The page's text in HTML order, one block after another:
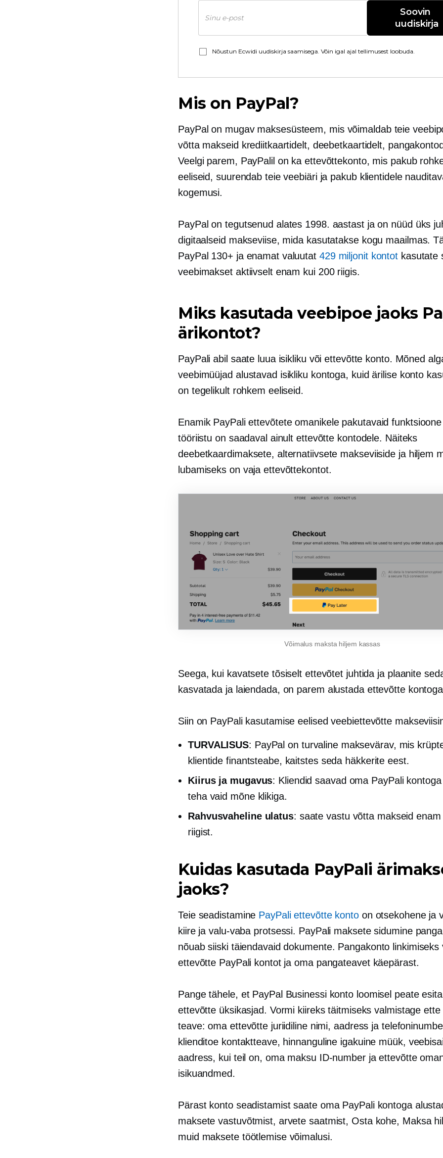
Soovin
uudiskirja
Nõustun Ecwidi uudiskirja saamisega. Võin igal ajal tellimusest loobuda.
Mis on PayPal?
PayPal on mugav maksesüsteem, mis võimaldab teie
võtta makseid krediitkaartidelt, deebetkaartidelt,
Veelgi parem, PayPalil on ka ettevõttekonto, mis pakub
eeliseid, suurendab teie veebiäri ja pakub klientidele
kogemusi.
PayPal on tegutsenud alates 1998. aastast ja on nüüd üks
digitaalseid makseviise, mida kasutatakse kogu maailmas.
PayPal 130+ ja enamat valuutat 429 miljonit kontot kasutate
veebimakset aktiivselt enam kui 200 riigis.
Miks kasutada veebipoe jaoks
ärikontot?
PayPali abil saate luua isikliku või ettevõtte konto. Mõned
veebimüüjad alustavad isikliku kontoga, kuid ärilise konto
on tegelikult rohkem eeliseid.
Enamik PayPali ettevõtete omanikele pakutavaid
tööriistu on saadaval ainult ettevõtte kontodele. Näiteks
deebetkaardimaksete, alternatiivsete makseviiside ja hiljem
lubamiseks on vaja ettevõttekontot.
Võimalus maksta hiljem kassas
Seega, kui kavatsete tõsiselt ettevõtet juhtida ja plaanite
kasvatada ja laiendada, on parem alustada ettevõtte
Siin on PayPali kasutamise eelised veebiettevõtte
TURVALISUS: PayPal on turvaline maksevärav, mis
klientide finantsteabe, kaitstes seda häkkerite eest.
Kiirus ja mugavus: Kliendid saavad oma PayPali
teha vaid mõne klikiga.
Rahvusvaheline ulatus: saate vastu võtta makseid
riigist.
Kuidas kasutada PayPali
jaoks?
Teie seadistamine PayPali ettevõtte kontoon otsekohene ja
kiire javalu-vaba protsessi. PayPali maksete sidumine
nõuab siiski täiendavaid dokumente. Pangakonto linkimiseks
ettevõtte PayPali kontot ja oma pangateavet käepärast.
Pange tähele, et PayPal Businessi konto loomisel peate
ettevõtte üksikasjad. Vormi kiireks täitmiseks valmistage ette
teave: oma ettevõtte juriidiline nimi, aadress ja
klienditoe kontaktteave, hinnanguline igakuine müük,
aadress, kui teil on, oma maksu ID-number ja ettevõtte
isikuandmed.
Pärast konto seadistamist saate oma PayPali kontoga
maksete vastuvõtmist, arvete saatmist, Osta kohe, Maksa
muid maksete töötlemise võimalusi.